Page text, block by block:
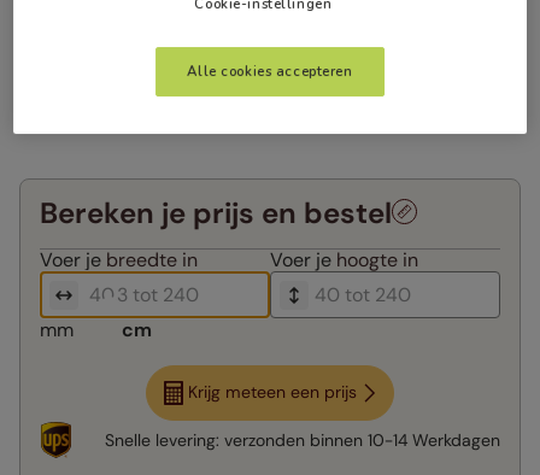
Bereken je prijs en bestel
Voer je breedte in Voer je hoogte in
mm cm
Krijg meteen een prijs
Snelle levering: verzonden binnen 10-14 Werkdagen
Alle cookies accepteren